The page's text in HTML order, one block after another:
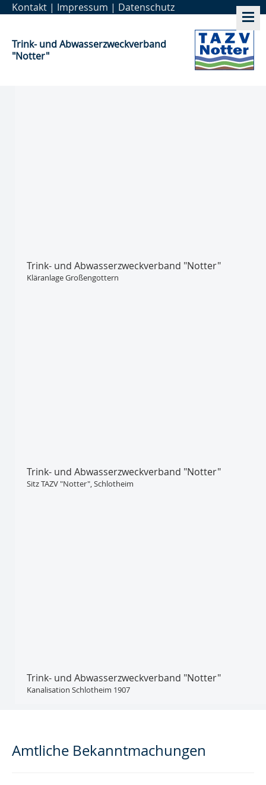
Kontakt | Impressum | Datenschutz
Trink- und Abwasser­zweckverband
"Notter"
Trink- und Abwasser­zweckverband "Notter"
Kläranlage Großengottern
Trink- und Abwasser­zweckverband "Notter"
Sitz TAZV "Notter", Schlotheim
Trink- und Abwasser­zweckverband "Notter"
Kanalisation Schlotheim 1907
Amtliche Bekanntmachungen